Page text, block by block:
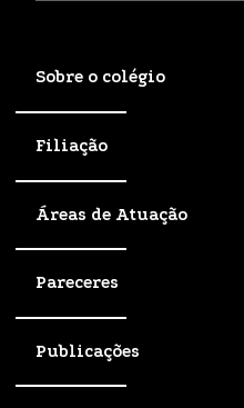
Sobre o colégio
Filiação
Áreas de Atuação
Pareceres
Publicações